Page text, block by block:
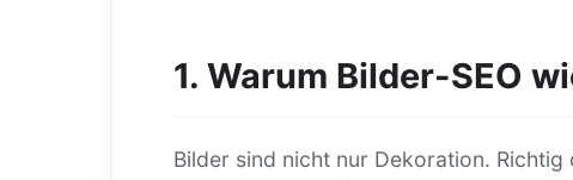
1. Warum Bilder-SEO
Bilder sind nicht nur Dekoration.